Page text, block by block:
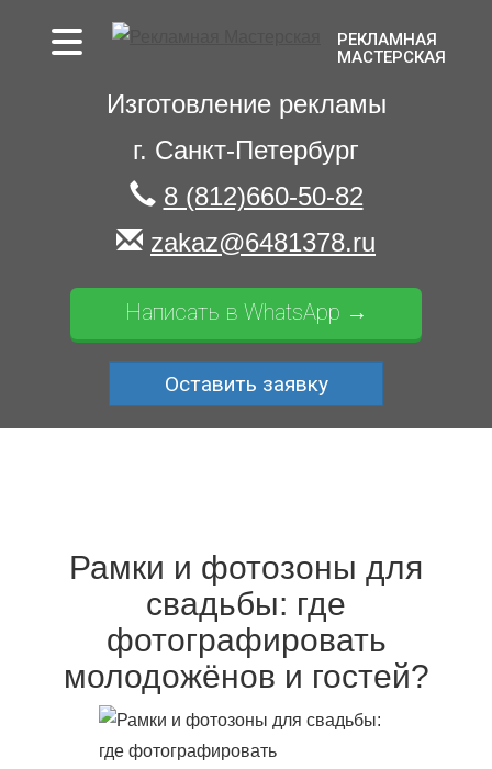
РЕКЛАМНАЯ
МАСТЕРСКАЯ
Изготовление рекламы
г. Санкт-Петербург
8 (812)660-50-82
zakaz@6481378.ru
Написать в WhatsApp →
Оставить заявку
Рамки и фотозоны для
свадьбы: где
фотографировать
молодожёнов и гостей?